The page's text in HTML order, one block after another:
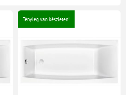
Tényleg van készleten!